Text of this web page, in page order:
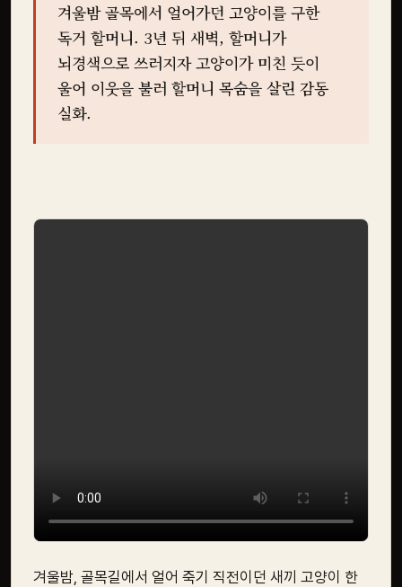
겨울밤 골목에서 얼어가던 고양이를 구한
독거 할머니. 3년 뒤 새벽, 할머니가
뇌경색으로 쓰러지자 고양이가 미친 듯이
울어 이웃을 불러 할머니 목숨을 살린 감동
실화.
겨울밤, 골목길에서 얼어 죽기 직전이던 새끼 고양이 한